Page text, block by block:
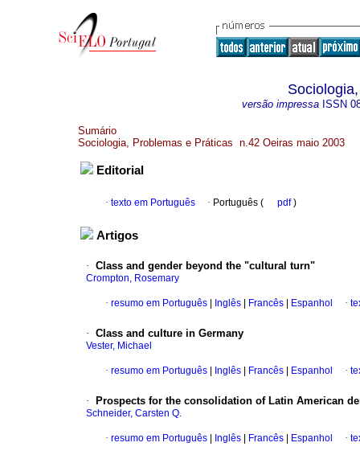
versão impressa ISSN
Sumário
Sociologia, Problemas e Práticas n.42 Oeiras maio 2003
Editorial
· texto em Português · Português ( pdf)
Artigos
· Class and gender beyond the "cultural turn"
Crompton, Rosemary
· resumo em Português Inglês Francês Espanhol ·
· Class and culture in Germany
Vester, Michael
· resumo em Português Inglês Francês Espanhol ·
· Prospects for the consolidation of Latin American
Schneider, Carsten Q.
· resumo em Português Inglês Francês Espanhol ·